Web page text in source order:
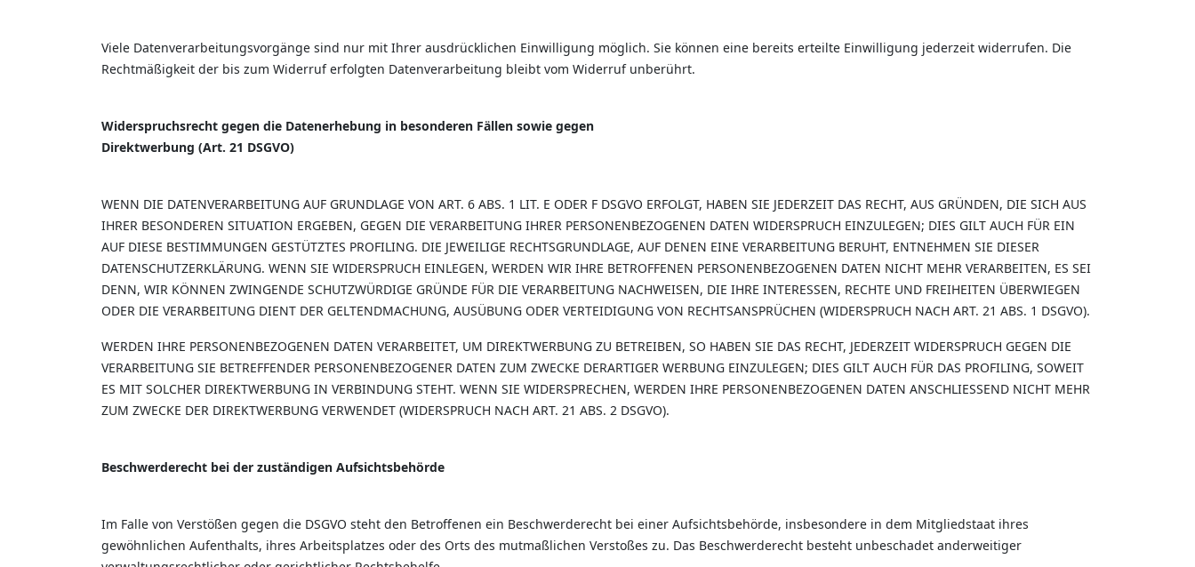
Viele Datenverarbeitungsvorgänge sind nur mit Ihrer ausdrücklichen Einwilligung möglich. Sie können eine bereits erteilte Einwilligung jederzeit widerrufen. Die
Rechtmäßigkeit der bis zum Widerruf erfolgten Datenverarbeitung bleibt vom Widerruf unberührt.
Widerspruchsrecht gegen die Datenerhebung in besonderen Fällen sowie gegen
Direktwerbung (Art. 21 DSGVO)
WENN DIE DATENVERARBEITUNG AUF GRUNDLAGE VON ART. 6 ABS. 1 LIT. E ODER F DSGVO ERFOLGT, HABEN SIE JEDERZEIT DAS RECHT, AUS GRÜNDEN, DIE SICH AUS
IHRER BESONDEREN SITUATION ERGEBEN, GEGEN DIE VERARBEITUNG IHRER PERSONENBEZOGENEN DATEN WIDERSPRUCH EINZULEGEN; DIES GILT AUCH FÜR EIN
AUF DIESE BESTIMMUNGEN GESTÜTZTES PROFILING. DIE JEWEILIGE RECHTSGRUNDLAGE, AUF DENEN EINE VERARBEITUNG BERUHT, ENTNEHMEN SIE DIESER
DATENSCHUTZERKLÄRUNG. WENN SIE WIDERSPRUCH EINLEGEN, WERDEN WIR IHRE BETROFFENEN PERSONENBEZOGENEN DATEN NICHT MEHR VERARBEITEN, ES SEI
DENN, WIR KÖNNEN ZWINGENDE SCHUTZWÜRDIGE GRÜNDE FÜR DIE VERARBEITUNG NACHWEISEN, DIE IHRE INTERESSEN, RECHTE UND FREIHEITEN ÜBERWIEGEN
ODER DIE VERARBEITUNG DIENT DER GELTENDMACHUNG, AUSÜBUNG ODER VERTEIDIGUNG VON RECHTSANSPRÜCHEN (WIDERSPRUCH NACH ART. 21 ABS. 1 DSGVO).
WERDEN IHRE PERSONENBEZOGENEN DATEN VERARBEITET, UM DIREKTWERBUNG ZU BETREIBEN, SO HABEN SIE DAS RECHT, JEDERZEIT WIDERSPRUCH GEGEN DIE
VERARBEITUNG SIE BETREFFENDER PERSONENBEZOGENER DATEN ZUM ZWECKE DERARTIGER WERBUNG EINZULEGEN; DIES GILT AUCH FÜR DAS PROFILING, SOWEIT
ES MIT SOLCHER DIREKTWERBUNG IN VERBINDUNG STEHT. WENN SIE WIDERSPRECHEN, WERDEN IHRE PERSONENBEZOGENEN DATEN ANSCHLIESSEND NICHT MEHR
ZUM ZWECKE DER DIREKTWERBUNG VERWENDET (WIDERSPRUCH NACH ART. 21 ABS. 2 DSGVO).
Beschwerderecht bei der zuständigen Aufsichtsbehörde
Im Falle von Verstößen gegen die DSGVO steht den Betroffenen ein Beschwerderecht bei einer Aufsichtsbehörde, insbesondere in dem Mitgliedstaat ihres
gewöhnlichen Aufenthalts, ihres Arbeitsplatzes oder des Orts des mutmaßlichen Verstoßes zu. Das Beschwerderecht besteht unbeschadet anderweitiger